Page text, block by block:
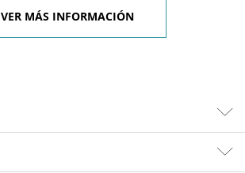
VER MÁS INFORMACIÓN